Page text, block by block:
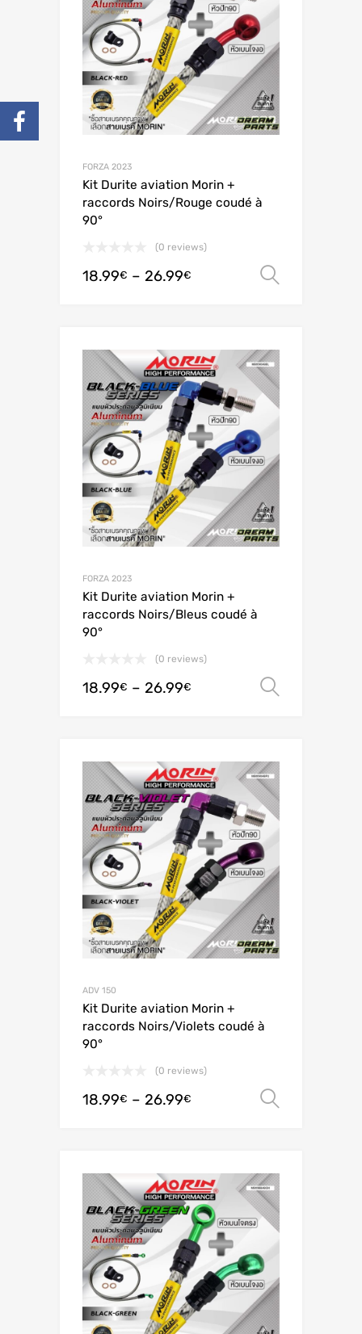
FORZA 2023
Kit Durite aviation Morin +
raccords Noirs/Rouge coudé à
90°
(0 reviews)
18.99€ – 26.99€
FORZA 2023
Kit Durite aviation Morin +
raccords Noirs/Bleus coudé à
90°
(0 reviews)
18.99€ – 26.99€
ADV 150
Kit Durite aviation Morin +
raccords Noirs/Violets coudé à
90°
(0 reviews)
18.99€ – 26.99€